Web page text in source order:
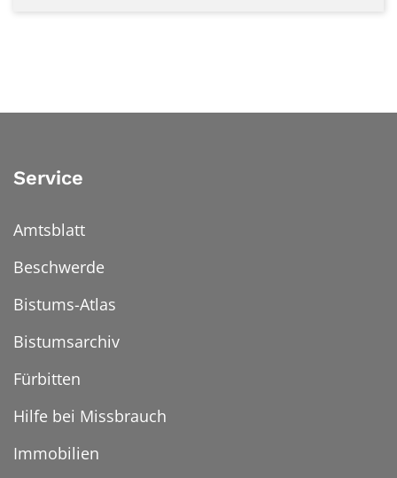
Service
Amtsblatt
Beschwerde
Bistums-Atlas
Bistumsarchiv
Fürbitten
Hilfe bei Missbrauch
Immobilien